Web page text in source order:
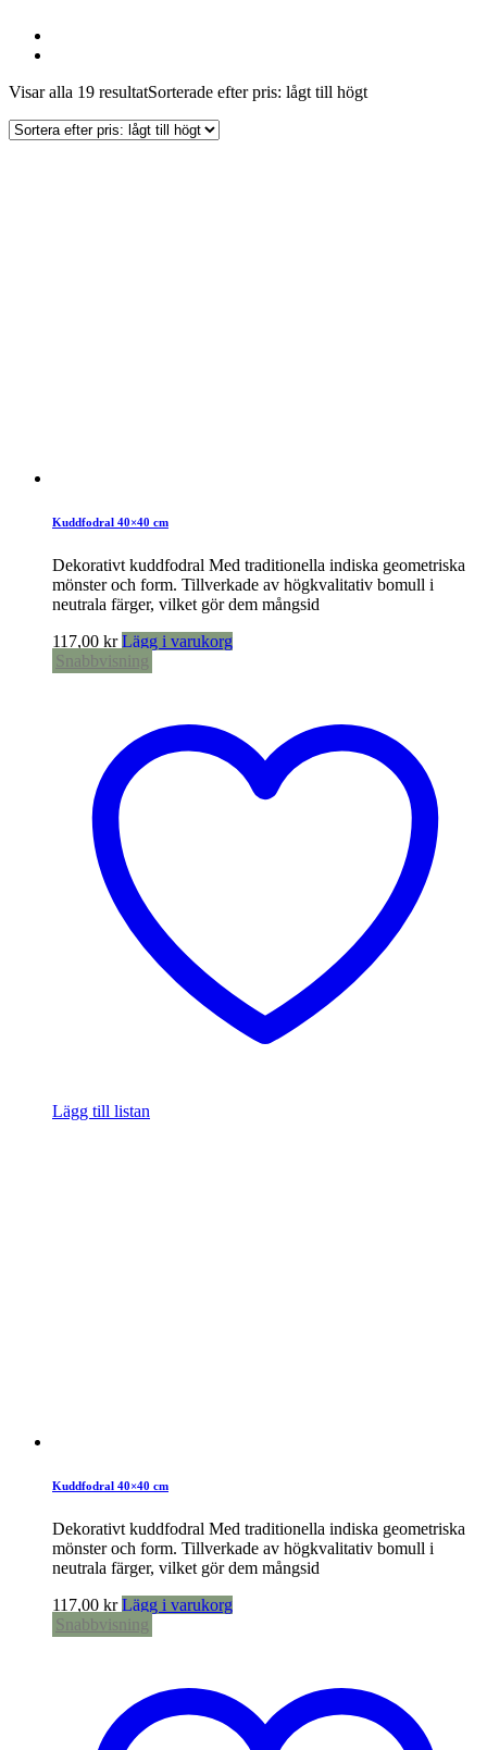
Visar alla 19 resultatSorterade efter pris: lågt till högt
Kuddfodral 40×40 cm
Dekorativt kuddfodral Med traditionella indiska geometriska
mönster och form. Tillverkade av högkvalitativ bomull i
neutrala färger, vilket gör dem mångsid
117,00 kr Lägg i varukorg
Snabbvisning
Lägg till listan
Kuddfodral 40×40 cm
Dekorativt kuddfodral Med traditionella indiska geometriska
mönster och form. Tillverkade av högkvalitativ bomull i
neutrala färger, vilket gör dem mångsid
117,00 kr Lägg i varukorg
Snabbvisning